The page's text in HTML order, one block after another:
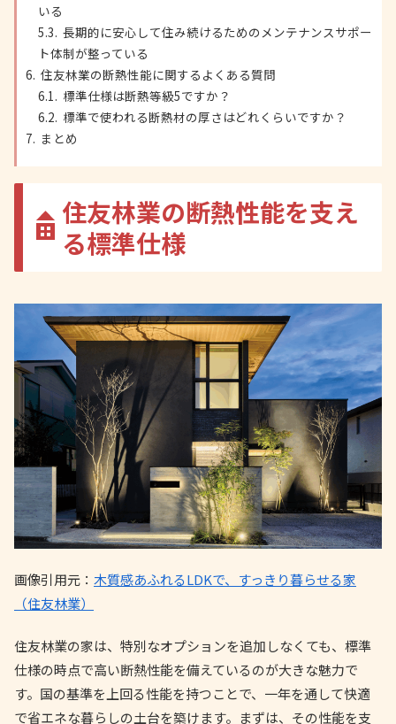
いる
長期的に安心して住み続けるためのメンテナンスサポー
ト体制が整っている
住友林業の断熱性能に関するよくある質問
標準仕様は断熱等級5ですか？
標準で使われる断熱材の厚さはどれくらいですか？
まとめ
住友林業の断熱性能を支え
る標準仕様
画像引用元： 木質感あふれるLDKで、すっきり暮らせる家
（住友林業）
住友林業の家は、特別なオプションを追加しなくても、標準
仕様の時点で高い断熱性能を備えているのが大きな魅力で
す。国の基準を上回る性能を持つことで、一年を通して快適
で省エネな暮らしの土台を築けます。まずは、その性能を支